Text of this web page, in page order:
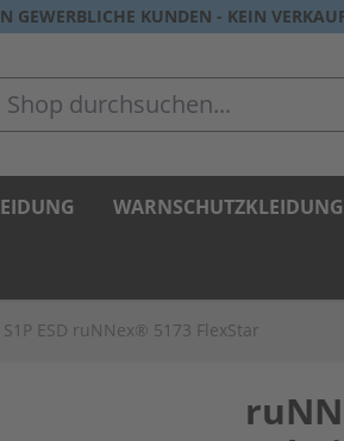
GEWERBLICHE KUNDEN - KEIN
durchsuchen...
WARNSCHUTZKLEIDUNG
ESD ruNNex® 5173 FlexStar